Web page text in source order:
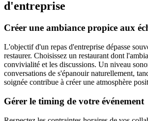
d'entreprise
Créer une ambiance propice aux
L'objectif d'un repas d'entreprise dépasse
restaurer. Choisissez un restaurant dont
convivialité et les discussions. Un niveau
conversations de s'épanouir naturellement,
soignée contribue à créer une atmosphère
Gérer le timing de votre événement